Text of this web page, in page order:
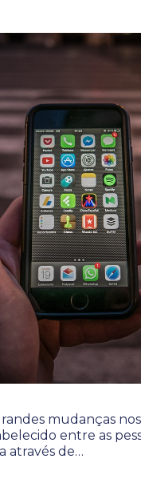
mudanças
entre as
através de…